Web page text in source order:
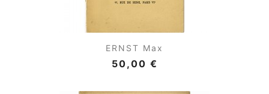
ERNST Max
50,00 €